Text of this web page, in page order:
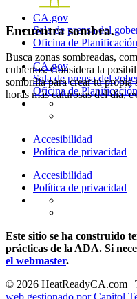
Encuentra sombra.
Busca zonas sombreadas,
cubiertos. Considera la
sombrilla para crear tu propia
horas más calurosas del día,
CA.gov
Sala de prensa del
Oficina de
CA.gov
Sala de prensa del
Oficina de
Follow us on
Accesibilidad
Política de privacidad
Accesibilidad
Política de privacidad
Este sitio se ha construido
prácticas de la ADA. Si
el webmaster.
© 2026 HeatReadyCA.com |
web gestionado por Capitol